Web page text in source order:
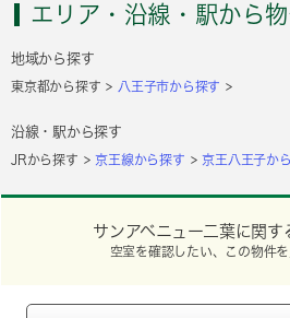
エリア・沿線・駅から
地域から探す
東京都から探す 八王子市から探す
沿線・駅から探す
JRから探す 京王線から探す 京王八王子か
サンアベニュー二葉に関す
空室を確認したい、この物件